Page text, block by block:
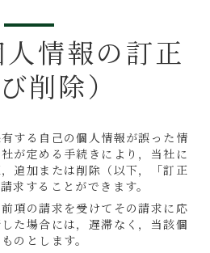
情報の訂正
削除）
する自己の個人情報が誤った情
が定める手続きにより，当社に
追加または削除（以下，「訂正
求することができます。
項の請求を受けてその請求に応
た場合には，遅滞なく，当該個
のとします。